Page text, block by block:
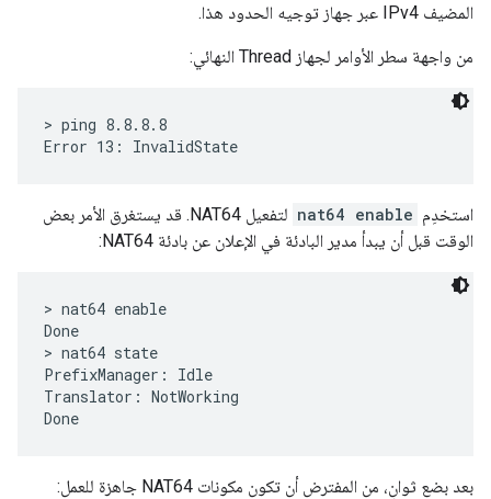
المضيف IPv4 عبر جهاز توجيه الحدود هذا.
من واجهة سطر الأوامر لجهاز Thread النهائي:
> ping 8.8.8.8
استخدِم nat64 enable
لتفعيل NAT64. قد يستغرق الأمر بعض
الوقت قبل أن يبدأ مدير البادئة في الإعلان عن بادئة NAT64:
> nat64 enable
Done
> nat64 state
PrefixManager: Idle
Translator: NotWorking
بعد بضع ثوانٍ، من المفترض أن تكون مكونات NAT64 جاهزة للعمل: